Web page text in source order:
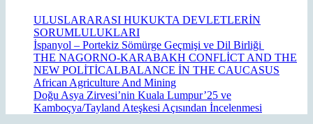
ULUSLARARASI HUKUKTA DEVLETLERİN
SORUMLULUKLARI
İspanyol – Portekiz Sömürge Geçmişi ve Dil Birliği
THE NAGORNO-KARABAKH CONFLİCT AND THE
NEW POLİTİCALBALANCE İN THE CAUCASUS
African Agriculture And Mining
Doğu Asya Zirvesi’nin Kuala Lumpur’25 ve
Kamboçya/Tayland Ateşkesi Açısından İncelenmesi